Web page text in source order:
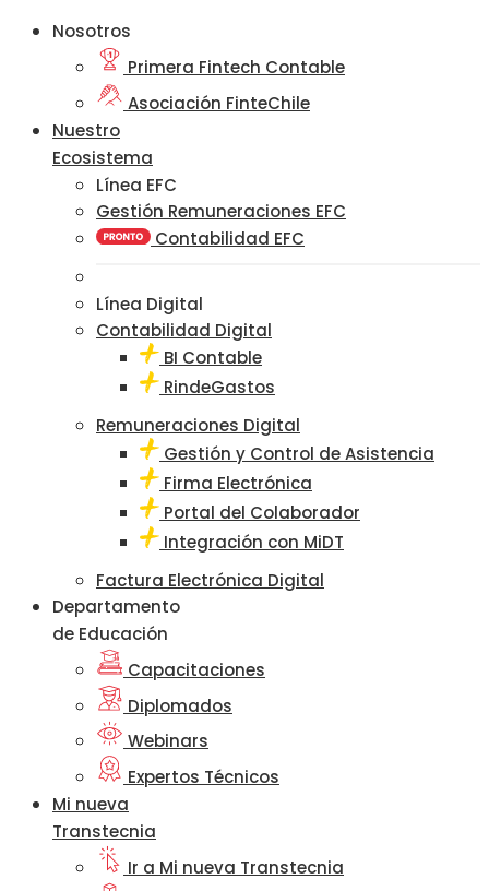
Nosotros
Primera Fintech Contable
Asociación FinteChile
Nuestro
Ecosistema
Línea EFC
Gestión Remuneraciones EFC
Contabilidad EFC
Línea Digital
Contabilidad Digital
BI Contable
RindeGastos
Remuneraciones Digital
Gestión y Control de Asistencia
Firma Electrónica
Portal del Colaborador
Integración con MiDT
Factura Electrónica Digital
Departamento
de Educación
Capacitaciones
Diplomados
Webinars
Expertos Técnicos
Mi nueva
Transtecnia
Ir a Mi nueva Transtecnia